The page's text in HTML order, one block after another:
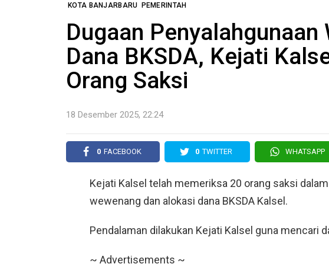
KOTA BANJARBARU PEMERINTAH
Dugaan Penyalahgunaan
Dana BKSDA, Kejati
Orang Saksi
18 Desember 2025, 22:24
0 FACEBOOK 0 TWITTER WHATSAPP
Kejati Kalsel telah memeriksa 20 orang saksi
wewenang dan alokasi dana BKSDA Kalsel.
Pendalaman dilakukan Kejati Kalsel guna mencari
~ Advertisements ~